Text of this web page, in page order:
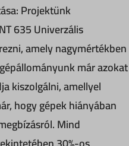
Projektünk
635 Univerzális
amely nagymértékben
már azokat
kiszolgálni, amellyel
hogy gépek hiányában
Mind